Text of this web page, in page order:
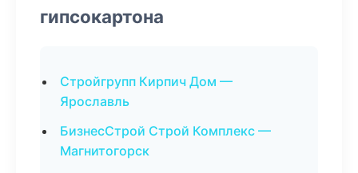
гипсокартона
Стройгрупп Кирпич Дом —
Ярославль
БизнесСтрой Строй Комплекс —
Магнитогорск